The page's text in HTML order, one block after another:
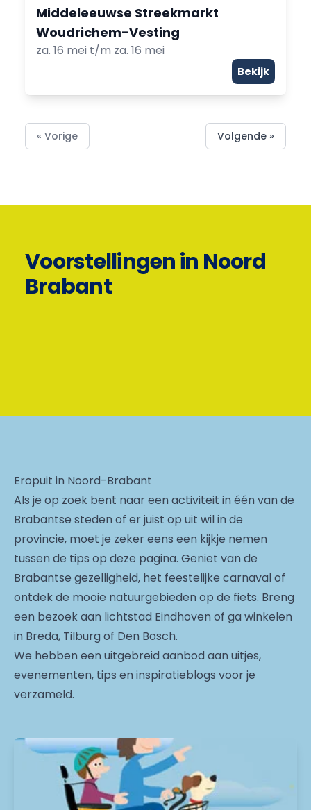
Middeleeuwse Streekmarkt
Woudrichem-Vesting
za. 16 mei t/m za. 16 mei
Bekijk
« Vorige Volgende »
Voorstellingen in Noord
Brabant
Eropuit in Noord-Brabant
Als je op zoek bent naar een activiteit in één van de
Brabantse steden of er juist op uit wil in de
provincie, moet je zeker eens een kijkje nemen
tussen de tips op deze pagina. Geniet van de
Brabantse gezelligheid, het feestelijke carnaval of
ontdek de mooie natuurgebieden op de fiets. Breng
een bezoek aan lichtstad Eindhoven of ga winkelen
in Breda, Tilburg of Den Bosch.
We hebben een uitgebreid aanbod aan uitjes,
evenementen, tips en inspiratieblogs voor je
verzameld.